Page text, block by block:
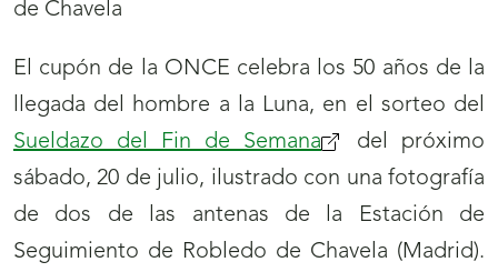
El cupón de la ONCE celebra los 50 años de la
llegada del hombre a la Luna, en el sorteo del
Sueldazo del Fin de Semana
del próximo
sábado, 20 de julio, ilustrado con una fotografía
de dos de las antenas de la Estación de
Seguimiento de Robledo de Chavela (Madrid).